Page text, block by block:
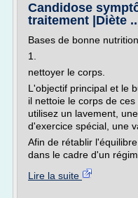
Candidose
traitement |Diète
Bases de bonne
1.
nettoyer le corps.
L'objectif principal et le
il nettoie le corps de
utilisez un lavement,
d'exercice spécial, une
Afin de rétablir
dans le cadre d'un
Lire la suite